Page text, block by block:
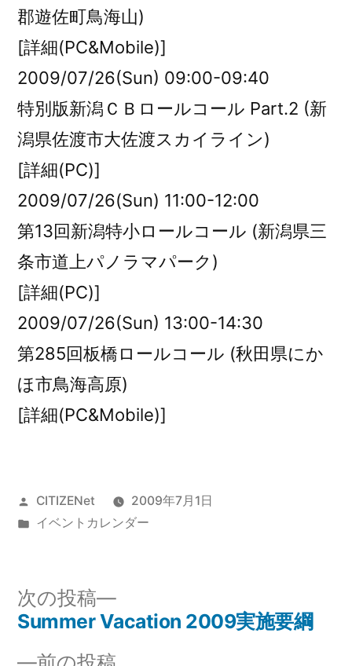
郡遊佐町鳥海山)
[詳細(PC&Mobile)]
2009/07/26(Sun) 09:00-09:40
特別版新潟ＣＢロールコール Part.2 (新
潟県佐渡市大佐渡スカイライン)
[詳細(PC)]
2009/07/26(Sun) 11:00-12:00
第13回新潟特小ロールコール (新潟県三
条市道上パノラマパーク)
[詳細(PC)]
2009/07/26(Sun) 13:00-14:30
第285回板橋ロールコール (秋田県にか
ほ市鳥海高原)
[詳細(PC&Mobile)]
投
稿
CITIZENet
2009年7月1日
カ
ー:
イベントカレンダー
投
次の投稿
次
の
Summer Vacation 2009実施要綱